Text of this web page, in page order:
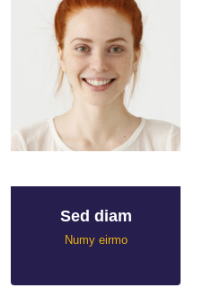
Sed diam
Numy eirmo